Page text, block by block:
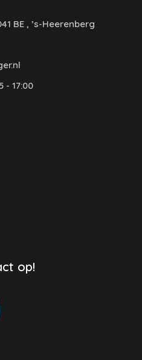
BE , ’s-Heerenberg
- 17:00
op!